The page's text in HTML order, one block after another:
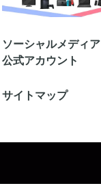
ソーシャルメディア
公式アカウント
サイトマップ